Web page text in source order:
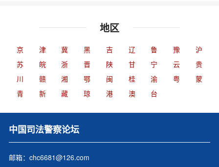
地区
京 津 冀 黑 吉 辽 鲁 豫
沪
苏
皖 浙 晋 陕 甘 宁 云
贵
川
赣 湘 鄂 闽 桂 渝 粤
蒙
青
新 藏 琼 港 澳 台
中国司法警察论坛
邮箱：chc6681@126.com